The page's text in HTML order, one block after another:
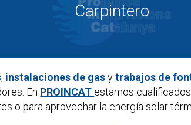
Carpintero
, instalaciones de gasytrabajos de
En PROINCAT estamos
o para aprovechar la energía solar